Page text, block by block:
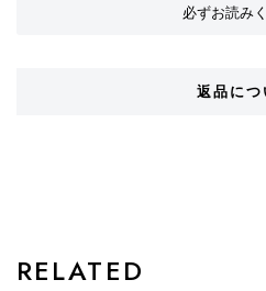
必ずお読み
返品につ
RELATED